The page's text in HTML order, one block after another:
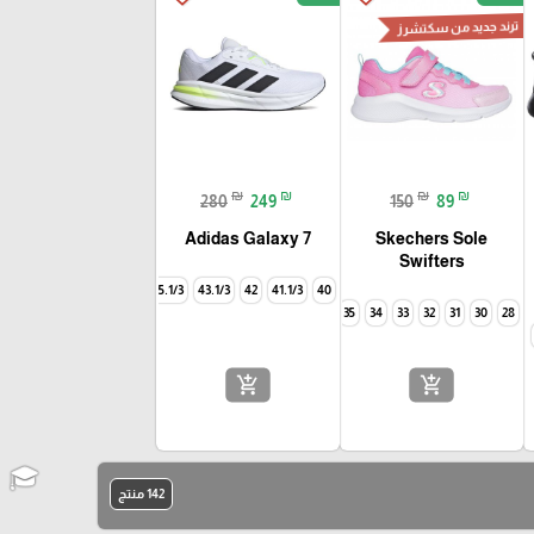
ترند جديد من سكتشرز
150 ₪ 89 ₪
Skechers Sole
Swifters
28
30
31
32
33
34
35
add_shopping_cart
280 ₪ 249 ₪
Adidas Galaxy 7
40
41.1/3
42
43.1/3
45.1/3
add_shopping_cart
142 منتج